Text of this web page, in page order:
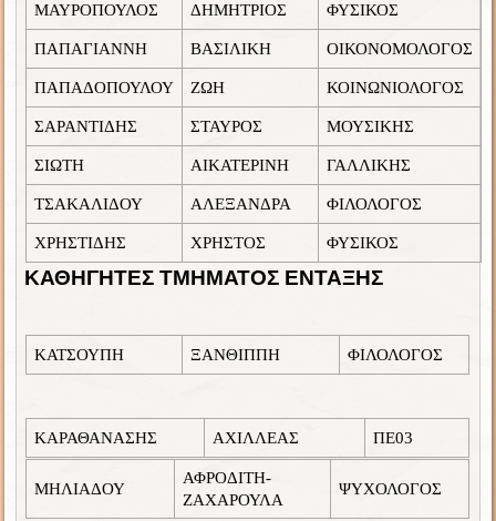
ΜΑΥΡΟΠΟΥΛΟΣ ΔΗΜΗΤΡΙΟΣ ΦΥΣΙΚΟΣ
ΠΑΠΑΓΙΑΝΝΗ ΒΑΣΙΛΙΚΗ ΟΙΚΟΝΟΜΟΛΟΓΟΣ
ΠΑΠΑΔΟΠΟΥΛΟΥ ΖΩΗ ΚΟΙΝΩΝΙΟΛΟΓΟΣ
ΣΑΡΑΝΤΙΔΗΣ ΣΤΑΥΡΟΣ ΜΟΥΣΙΚΗΣ
ΣΙΩΤΗ ΑΙΚΑΤΕΡΙΝΗ ΓΑΛΛΙΚΗΣ
ΤΣΑΚΑΛΙΔΟΥ ΑΛΕΞΑΝΔΡΑ ΦΙΛΟΛΟΓΟΣ
ΧΡΗΣΤΙΔΗΣ ΧΡΗΣΤΟΣ ΦΥΣΙΚΟΣ
ΚΑΘΗΓΗΤΕΣ ΤΜΗΜΑΤΟΣ ΕΝΤΑΞΗΣ
ΚΑΤΣΟΥΠΗ ΞΑΝΘΙΠΠΗ ΦΙΛΟΛΟΓΟΣ
ΚΑΡΑΘΑΝΑΣΗΣ ΑΧΙΛΛΕΑΣ ΠΕ03
ΜΗΛΙΑΔΟΥ
ΑΦΡΟΔΙΤΗ-
ΖΑΧΑΡΟΥΛΑ
ΨΥΧΟΛΟΓΟΣ